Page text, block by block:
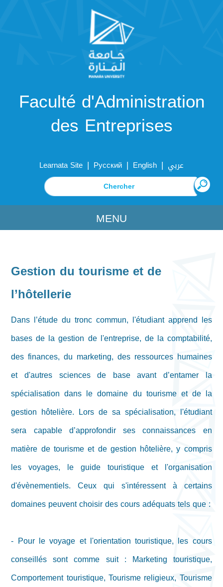
Faculté d'Administration
des Entreprises
Learnata Site | Русский | English | عربي
MENU
Gestion du tourisme et de
l’hôtellerie
Dans l’étude du tronc commun, l'étudiant apprend les
bases de la gestion de l'entreprise, de la comptabilité,
des finances, du marketing, des ressources humaines
et d'autres sciences de base avant d’entamer la
spécialisation dans le domaine du tourisme et de la
gestion hôtelière. Lors de sa spécialisation, l'étudiant
sera capable d’approfondir ses connaissances en
matière de tourisme et de gestion hôtelière, y compris
les voyages, le guide touristique et l'organisation
d'évènementiels. Ceux qui s'intéressent à certains
domaines peuvent choisir des cours adéquats tels que :
- Pour le voyage et l'orientation touristique, les cours
conseillés sont comme suit : Marketing touristique,
Comportement touristique, Tourisme religieux, Tourisme